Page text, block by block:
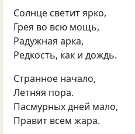
Солнце светит ярко,
Грея во всю мощь,
Радужная арка,
Редкость, как и дождь.
Странное начало,
Летняя пора.
Пасмурных дней мало,
Правит всем жара.